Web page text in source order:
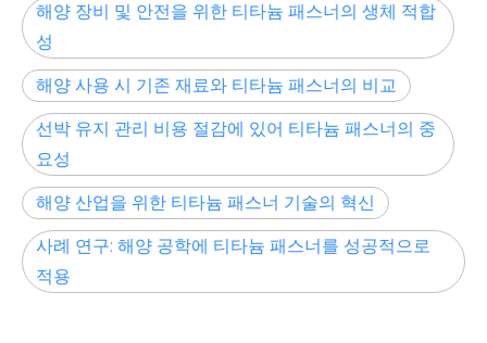
해양 장비 및 안전을 위한 티타늄 패스너의 생체 적합
성
해양 사용 시 기존 재료와 티타늄 패스너의 비교
선박 유지 관리 비용 절감에 있어 티타늄 패스너의 중
요성
해양 산업을 위한 티타늄 패스너 기술의 혁신
사례 연구: 해양 공학에 티타늄 패스너를 성공적으로
적용